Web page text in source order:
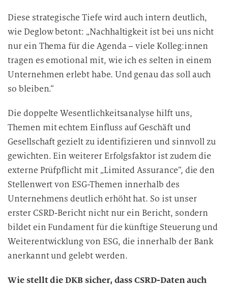
Diese strategische Tiefe wird auch intern deutlich,
wie Deglow betont: „Nachhaltigkeit ist bei uns nicht
nur ein Thema für die Agenda – viele Kolleg:innen
tragen es emotional mit, wie ich es selten in einem
Unternehmen erlebt habe. Und genau das soll auch
so bleiben.“
Die doppelte Wesentlichkeitsanalyse hilft uns,
Themen mit echtem Einfluss auf Geschäft und
Gesellschaft gezielt zu identifizieren und sinnvoll zu
gewichten. Ein weiterer Erfolgsfaktor ist zudem die
externe Prüfpflicht mit „Limited Assurance“, die den
Stellenwert von ESG-Themen innerhalb des
Unternehmens deutlich erhöht hat. So ist unser
erster CSRD-Bericht nicht nur ein Bericht, sondern
bildet ein Fundament für die künftige Steuerung und
Weiterentwicklung von ESG, die innerhalb der Bank
anerkannt und gelebt werden.
Wie stellt die DKB sicher, dass CSRD-Daten auch